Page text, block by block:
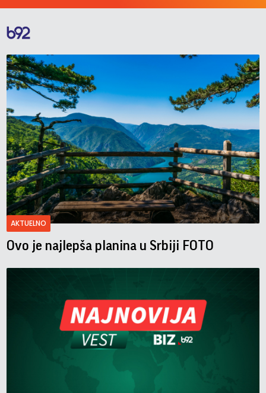
AKTUELNO
Ovo je najlepša planina u Srbiji FOTO